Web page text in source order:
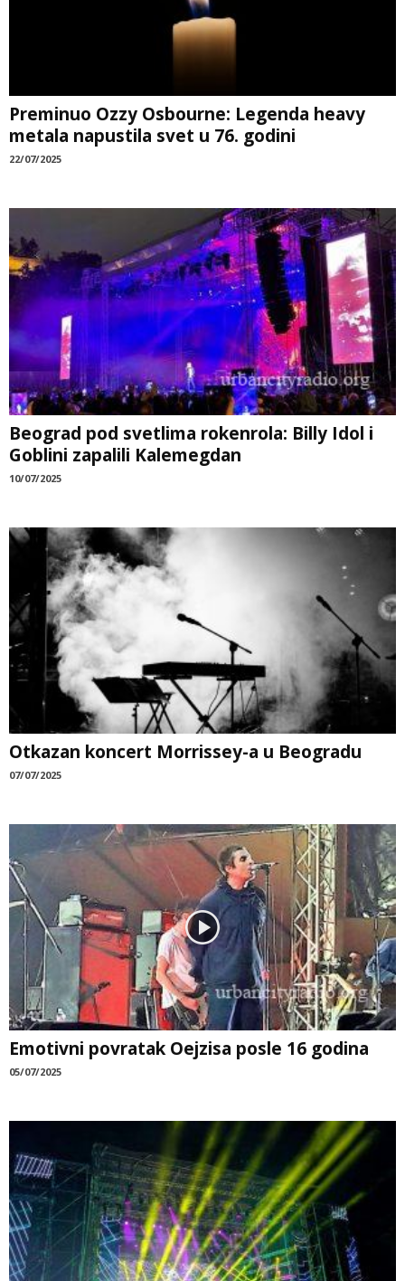
Preminuo Ozzy Osbourne: Legenda heavy
metala napustila svet u 76. godini
22/07/2025
Beograd pod svetlima rokenrola: Billy Idol i
Goblini zapalili Kalemegdan
10/07/2025
Otkazan koncert Morrissey-a u Beogradu
07/07/2025
Emotivni povratak Oejzisa posle 16 godina
05/07/2025